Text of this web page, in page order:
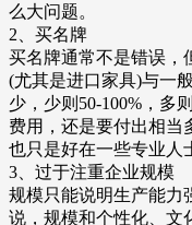
么大问题。
2、买名牌
买名牌通常不是错误，
(尤其是进口家具)与一
少，少则50-100%，多
费用，还是要付出相当
也只是好在一些专业人
3、过于注重企业规模
规模只能说明生产能力
说，规模和个性化、文